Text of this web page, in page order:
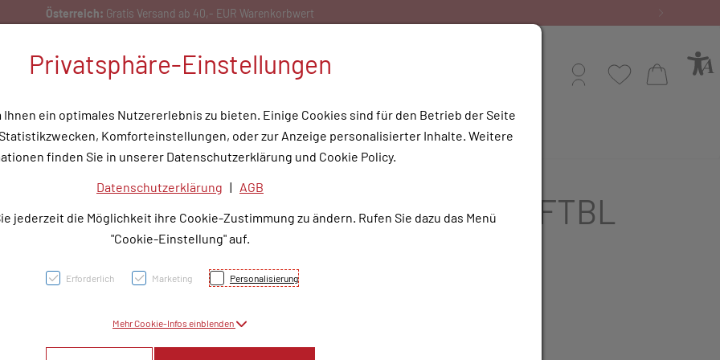
Profil WunschlisteWarenkorb
Medizinische Hilfsmittel Tipps & Wissen Service
Unsere Apotheke
ATORVASTATIN 1A FTBL
Privatsphäre-Einstellungen
ein optimales Nutzererlebnis zu bieten. Einige Cookies sind für den Betrieb der Seite
Komforteinstellungen, oder zur Anzeige personalisierter Inhalte. Weitere
finden Sie in unserer Datenschutzerklärung und Cookie Policy.
Datenschutzerklärung | AGB
jederzeit die Möglichkeit ihre Cookie-Zustimmung zu ändern. Rufen Sie dazu das Menü
"Cookie-Einstellung" auf.
Erforderlich Marketing Personalisierung
Mehr Cookie-Infos einblenden